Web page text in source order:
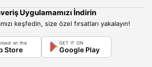
Uygulamamızı İndirin
keşfedin, size özel fırsatları yakalayın!
on the
Store
GET IT ON
Google Play